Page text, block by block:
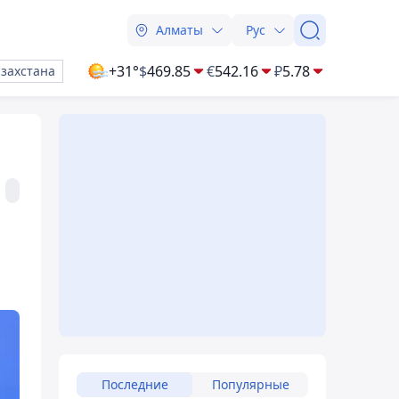
Алматы Рус
+31°$469.85 €542.16 ₽5.78
Последние Популярные